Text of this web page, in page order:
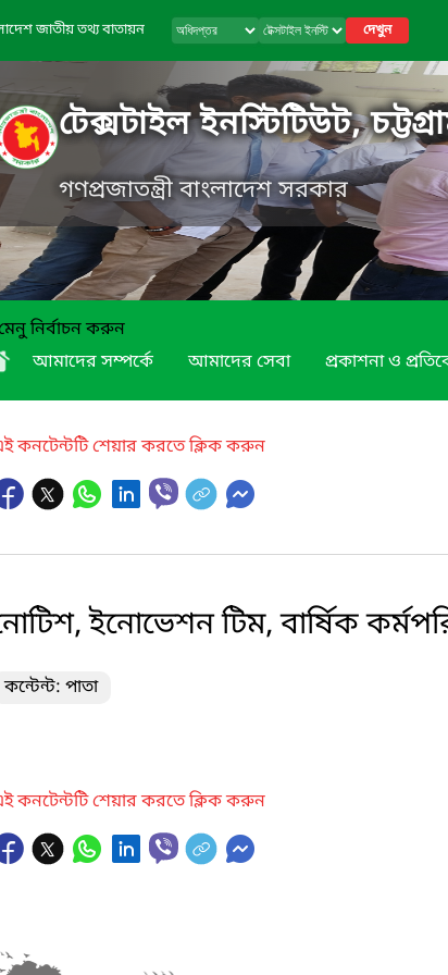
জাতীয় তথ্য বাতায়ন দেখুন
টেক্সটাইল ইনস্টিটিউট,
গণপ্রজাতন্ত্রী বাংলাদেশ সরকার
নির্বাচন করুন
আমাদের সম্পর্কে
আমাদের সেবা প্রকাশনা ও
কনটেন্টটি শেয়ার করতে ক্লিক করুন
ইনোভেশন টিম, বার্ষিক
কন্টেন্ট: পাতা
কনটেন্টটি শেয়ার করতে ক্লিক করুন